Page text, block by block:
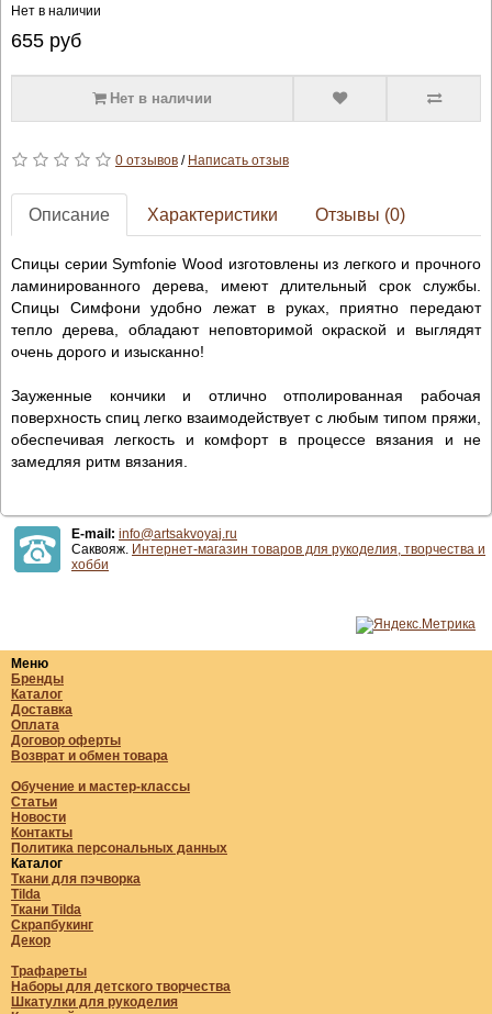
Нет в наличии
655руб
Нет в наличии
0 отзывов/ Написать отзыв
Описание Характеристики Отзывы (0)
Спицы серии Symfonie Wood изготовлены из легкого и прочного
ламинированного дерева, имеют длительный срок службы.
Спицы Симфони удобно лежат в руках, приятно передают
тепло дерева, обладают неповторимой окраской и выглядят
очень дорого и изысканно!
Зауженные кончики и отлично отполированная рабочая
поверхность спиц легко взаимодействует с любым типом пряжи,
обеспечивая легкость и комфорт в процессе вязания и не
замедляя ритм вязания.
E-mail: info@artsakvoyaj.ru
Саквояж. Интернет-магазин товаров для рукоделия, творчества и
хобби
Меню
Бренды
Каталог
Доставка
Оплата
Договор оферты
Возврат и обмен товара
Обучение и мастер-классы
Статьи
Новости
Контакты
Политика персональных данных
Каталог
Ткани для пэчворка
Tilda
Ткани Tilda
Скрапбукинг
Декор
Трафареты
Наборы для детского творчества
Шкатулки для рукоделия